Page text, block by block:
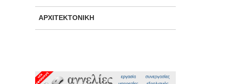
ΑΡΧΙΤΕΚΤΟΝΙΚΉ